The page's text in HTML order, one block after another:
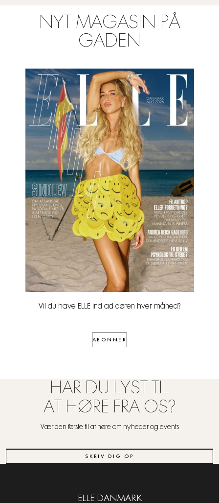
NYT MAGASIN PÅ
GADEN
Vil du have ELLE ind ad døren hver måned?
ABONNER
HAR DU LYST TIL
AT HØRE FRA OS?
Vær den første til at høre om nyheder og events
SKRIV DIG OP
ELLE DANMARK